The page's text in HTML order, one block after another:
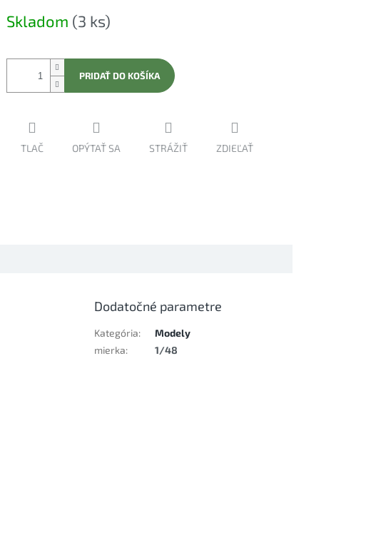
cena:
Skladom (3 ks)
PRIDAŤ DO KOŠÍKA
TLAČ OPÝTAŤ SA STRÁŽIŤ ZDIEĽAŤ
Dodatočné parametre
Kategória:
Modely
mierka: 1/48